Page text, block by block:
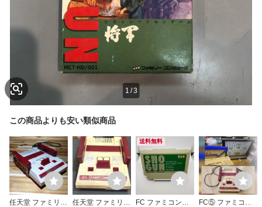
1 /3
この商品よりも安い類似商品
任天堂 ファミリー
任天堂 ファミリー
送料無料
FC ファミコンソ
FC⑤ ファミコン